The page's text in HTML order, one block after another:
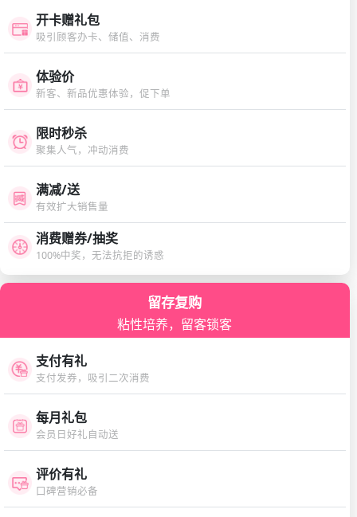
开卡赠礼包
吸引顾客办卡、储值、消费
体验价
新客、新品优惠体验，促下单
限时秒杀
聚集人气，冲动消费
满减/送
有效扩大销售量
消费赠券/抽奖
100%中奖，无法抗拒的诱惑
留存复购
粘性培养，留客锁客
支付有礼
支付发券，吸引二次消费
每月礼包
会员日好礼自动送
评价有礼
口碑营销必备